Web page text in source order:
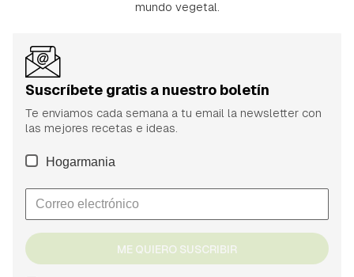
mundo vegetal.
Suscríbete gratis a nuestro boletín
Te enviamos cada semana a tu email la newsletter con
las mejores recetas e ideas.
Hogarmania
ME QUIERO SUSCRIBIR